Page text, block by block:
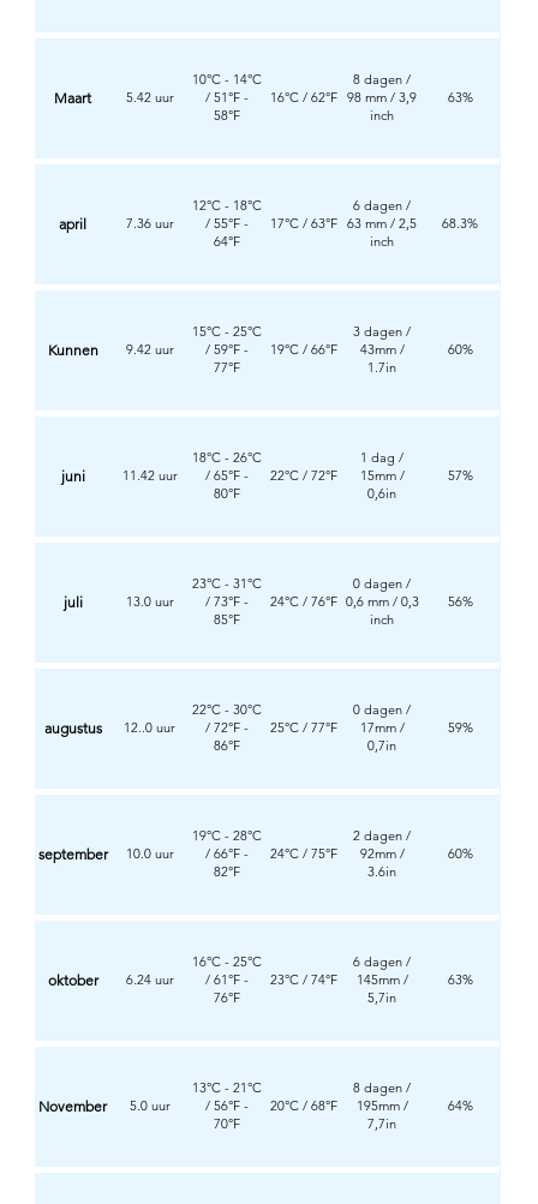
Maart 5.42 uur
10°C - 14°C
/ 51°F -
58°F
16°C / 62°F
8 dagen /
98 mm / 3,9
inch
63%
april 7.36 uur
12°C - 18°C
/ 55°F -
64°F
17°C / 63°F
6 dagen /
63 mm / 2,5
inch
68.3%
Kunnen 9.42 uur
15°C - 25°C
/ 59°F -
77°F
19°C / 66°F
3 dagen /
43mm /
1.7in
60%
juni 11.42 uur
18°C - 26°C
/ 65°F -
80°F
22°C / 72°F
1 dag /
15mm /
0,6in
57%
juli 13.0 uur
23°C - 31°C
/ 73°F -
85°F
24°C / 76°F
0 dagen /
0,6 mm / 0,3
inch
56%
augustus 12..0 uur
22°C - 30°C
/ 72°F -
86°F
25°C / 77°F
0 dagen /
17mm /
0,7in
59%
september 10.0 uur
19°C - 28°C
/ 66°F -
82°F
24°C / 75°F
2 dagen /
92mm /
3.6in
60%
oktober 6.24 uur
16°C - 25°C
/ 61°F -
76°F
23°C / 74°F
6 dagen /
145mm /
5,7in
63%
November 5.0 uur
13°C - 21°C
/ 56°F -
70°F
20°C / 68°F
8 dagen /
195mm /
7,7in
64%